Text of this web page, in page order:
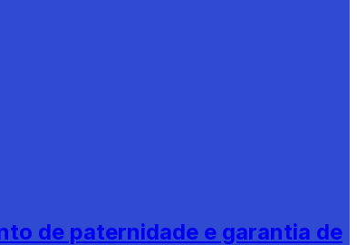
de paternidade e garantia de